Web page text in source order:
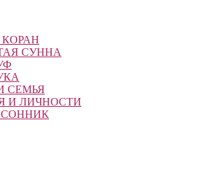
СУННА
СЕМЬЯ
И ЛИЧНОСТИ